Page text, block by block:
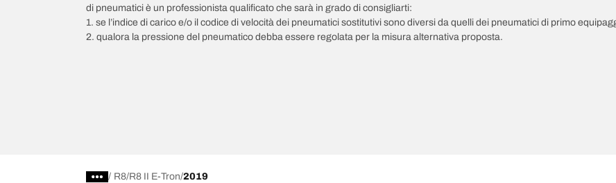
di pneumatici è un professionista qualificato che sarà in grado di consigliarti:
1. se l’indice di carico e/o il codice di velocità dei pneumatici sostitutivi sono diversi da quelli dei pneumatici di primo
2. qualora la pressione del pneumatico debba essere regolata per la misura alternativa proposta.
/ R8 R8 II E-Tron 2019